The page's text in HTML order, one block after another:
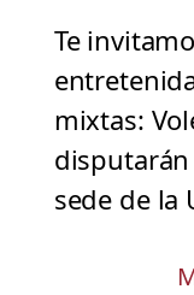
Te
mixtas:
sede de la